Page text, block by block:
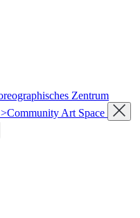
Zentrum
Art Space